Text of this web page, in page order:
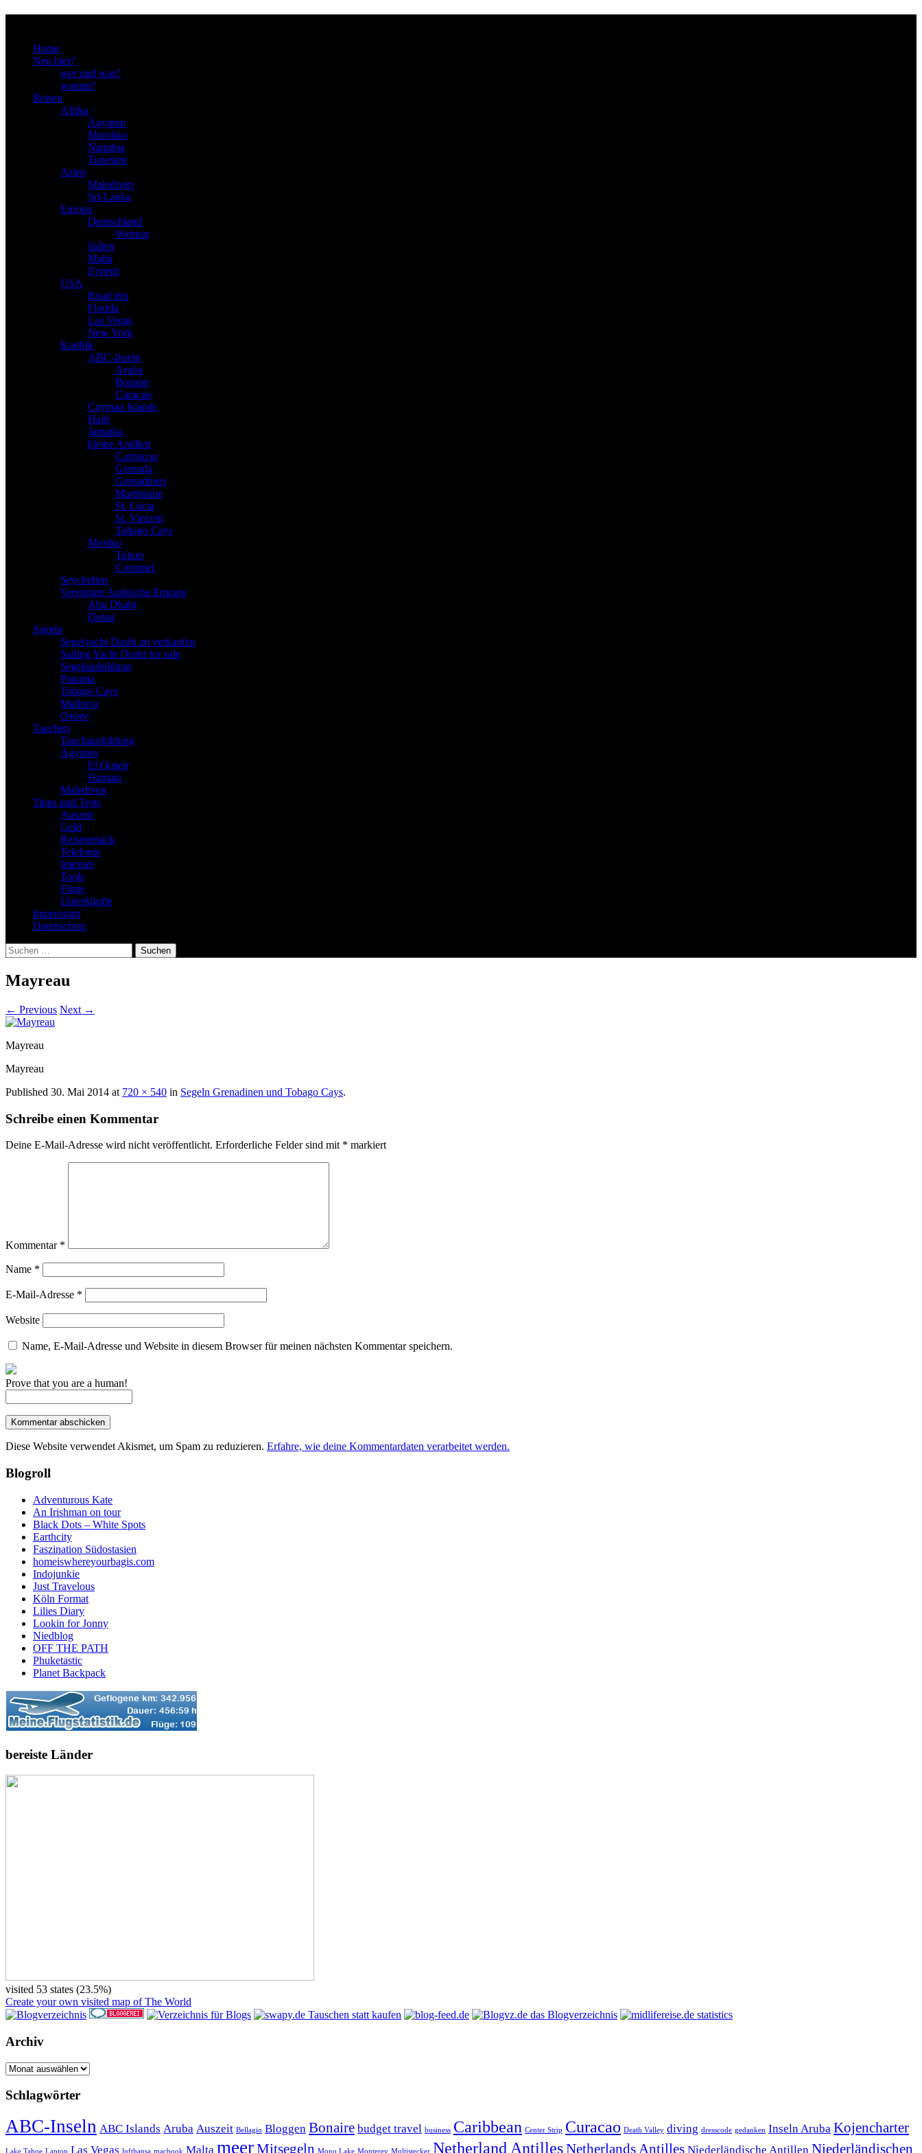
Home
Neu hier?
wer und was?
warum?
Reisen
Afrika
Ägypten
Marokko
Namibia
Tunesien
Asien
Malediven
Sri-Lanka
Europa
Deutschland
Weimar
Italien
Malta
Zypern
USA
Road trip
Florida
Las Vegas
New York
Karibik
ABC-Inseln
Aruba
Bonaire
Curacao
Cayman Islands
Haiti
Jamaika
kleine Antillen
Carriacou
Grenada
Grenadinen
Martinique
St. Lucia
St. Vincent
Tobago Cays
Mexiko
Tulum
Cozumel
Seychellen
Vereinigte Arabische Emirate
Abu Dhabi
Dubai
Segeln
Segelyacht Dushi zu verkaufen
Sailing Yacht Dushi for sale
Segelausbildung
Panama
Tobago Cays
Mallorca
Ostsee
Tauchen
Tauchausbildung
Ägypten
El Quseir
Hamata
Malediven
Tipps und Tests
Auszeit
Geld
Reisegepäck
Telefonie
Internet
Tools
Flüge
Unterkünfte
Impressum
Datenschutz
Suchen
nach:
Mayreau
← Previous Next →
Mayreau
Mayreau
Published 30. Mai 2014 at 720 × 540 in Segeln Grenadinen und Tobago Cays.
Schreibe einen Kommentar
Deine E-Mail-Adresse wird nicht veröffentlicht. Erforderliche Felder sind mit * markiert
Kommentar *
Name *
E-Mail-Adresse *
Website
Name, E-Mail-Adresse und Website in diesem Browser für meinen nächsten Kommentar speichern.
Prove that you are a human!
Diese Website verwendet Akismet, um Spam zu reduzieren. Erfahre, wie deine Kommentardaten verarbeitet werden.
Blogroll
Adventurous Kate
An Irishman on tour
Black Dots – White Spots
Earthcity
Faszination Südostasien
homeiswhereyourbagis.com
Indojunkie
Just Travelous
Köln Format
Lilies Diary
Lookin for Jonny
Niedblog
OFF THE PATH
Phuketastic
Planet Backpack
bereiste Länder
visited 53 states (23.5%)
Create your own visited map of The World
Archiv
Archiv
Schlagwörter
ABC-Inseln ABC Islands Aruba Auszeit Bellagio Bloggen Bonaire budget travel business Caribbean Center Strip Curacao Death Valley diving dresscode gedanken Inseln Aruba Kojencharter
Lake Tahoe Laptop Las Vegas lufthansa macbook Malta meerMitsegeln Mono Lake Monterey Multistecker Netherland AntillesNetherlands Antilles Niederländische Antillen Niederländischen